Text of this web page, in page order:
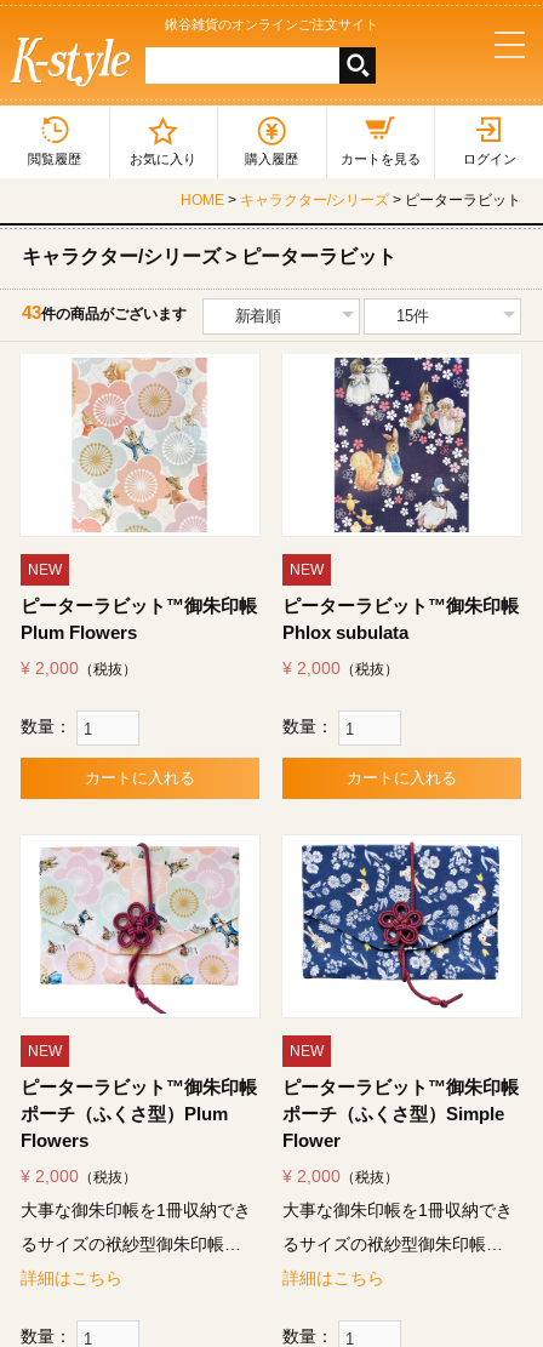
鍬谷雑貨のオンラインご注文サイト
閲覧履歴 お気に入り 購入履歴 カートを見る ログイン
HOME > キャラクター/シリーズ > ピーターラビット
キャラクター/シリーズ > ピーターラビット
43件の商品がございます
NEW
ピーターラビット™御朱印帳
Plum Flowers
¥ 2,000 （税抜）
数量：
カートに入れる
NEW
ピーターラビット™御朱印帳
Phlox subulata
¥ 2,000 （税抜）
数量：
カートに入れる
NEW
ピーターラビット™御朱印帳
ポーチ（ふくさ型）Plum
Flowers
¥ 2,000 （税抜）
大事な御朱印帳を1冊収納でき
るサイズの袱紗型御朱印帳…
詳細はこちら
数量：
NEW
ピーターラビット™御朱印帳
ポーチ（ふくさ型）Simple
Flower
¥ 2,000 （税抜）
大事な御朱印帳を1冊収納でき
るサイズの袱紗型御朱印帳…
詳細はこちら
数量：